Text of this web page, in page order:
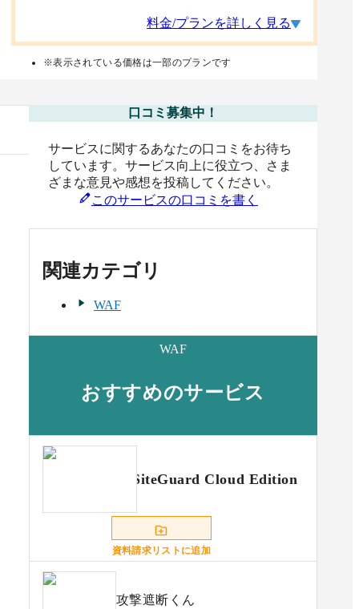
料金/プランを詳しく見る
※表示されている価格は一部のプランです
口コミ募集中！
サービスに関するあなたの口コミをお待ち
しています。サービス向上に役立つ、さま
ざまな意見や感想を投稿してください。
このサービスの口コミを書く
関連カテゴリ
WAF
WAF
おすすめのサービス
SiteGuard Cloud Edition
資料請求リストに追加
攻撃遮断くん